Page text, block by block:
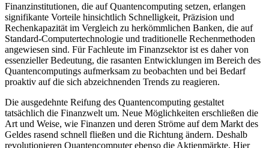
Finanzinstitutionen, die auf Quantencomputing setzen, erlangen
signifikante Vorteile hinsichtlich Schnelligkeit, Präzision und
Rechenkapazität im Vergleich zu herkömmlichen Banken, die auf
Standard-Computertechnologie und traditionelle Rechenmethoden
angewiesen sind. Für Fachleute im Finanzsektor ist es daher von
essenzieller Bedeutung, die rasanten Entwicklungen im Bereich des
Quantencomputings aufmerksam zu beobachten und bei Bedarf
proaktiv auf die sich abzeichnenden Trends zu reagieren.
Die ausgedehnte Reifung des Quantencomputing gestaltet
tatsächlich die Finanzwelt um. Neue Möglichkeiten erschließen die
Art und Weise, wie Finanzen und deren Ströme auf dem Markt des
Geldes rasend schnell fließen und die Richtung ändern. Deshalb
revolutionieren Quantencomputer ebenso die Aktienmärkte. Hier